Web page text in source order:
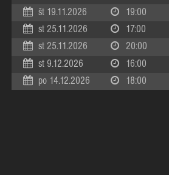
št 19.11.2026 19:00
st 25.11.2026 17:00
st 25.11.2026 20:00
st 9.12.2026 16:00
po 14.12.2026 18:00